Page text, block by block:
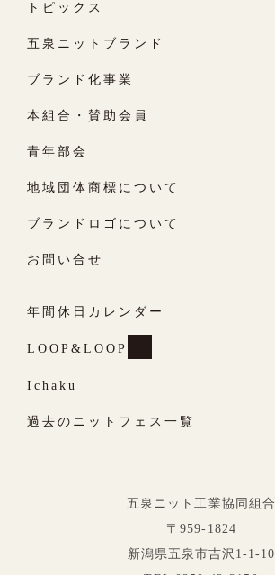
トピックス
五泉ニットブランド
ブランド化事業
本組合・賛助会員
青年部会
地域団体商標について
ブランドロゴについて
お問い合せ
年間休日カレンダー
LOOP&LOOP
Ichaku
過去のニットフェス一覧
五泉ニット工業協同組合
〒959-1824
新潟県五泉市吉沢1-1-10